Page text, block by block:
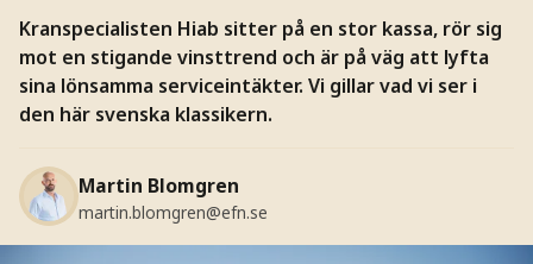
Kranspecialisten Hiab sitter på en stor kassa, rör sig
mot en stigande vinsttrend och är på väg att lyfta
sina lönsamma serviceintäkter. Vi gillar vad vi ser i
den här svenska klassikern.
Martin Blomgren
martin.blomgren@efn.se